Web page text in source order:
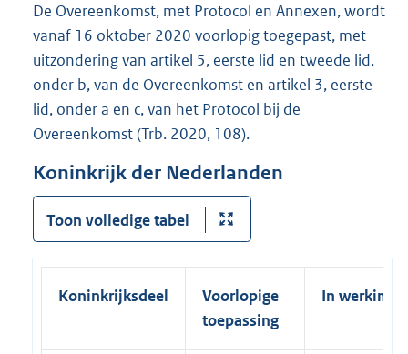
)
n
k
De Overeenkomst, met Protocol en Annexen, wordt
vanaf 16 oktober 2020 voorlopig toegepast, met
uitzondering van artikel 5, eerste lid en tweede lid,
onder b, van de Overeenkomst en artikel 3, eerste
lid, onder a en c, van het Protocol bij de
Overeenkomst (Trb. 2020, 108).
Koninkrijk der Nederlanden
Toon volledige tabel
Koninkrijksdeel
Voorlopige
toepassing
In werking